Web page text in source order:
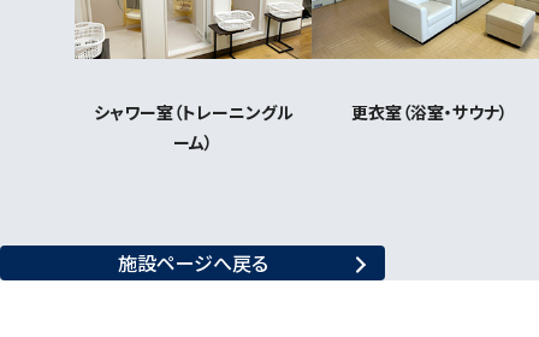
シャワー室（トレーニングル
ーム）
更衣室（浴室・サウナ）
施設ページへ戻る